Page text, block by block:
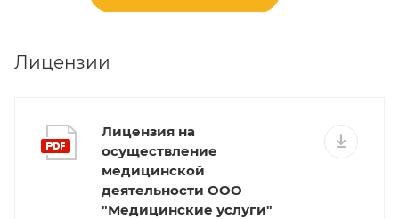
Лицензии
Лицензия на
осуществление
медицинской
деятельности ООО
"Медицинские услуги"